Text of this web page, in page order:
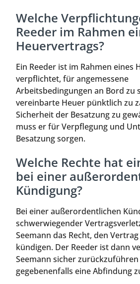
Welche
Reeder im Rahmen
Heuervertrags?
Ein Reeder ist im Rahmen eines
verpflichtet, für angemessene
Arbeitsbedingungen an Bord zu
vereinbarte Heuer pünktlich zu
Sicherheit der Besatzung zu
muss er für Verpflegung und
Besatzung sorgen.
Welche Rechte hat
bei einer
Kündigung?
Bei einer außerordentlichen
schwerwiegender
Seemann das Recht, den
kündigen. Der Reeder ist dann
Seemann sicher
gegebenenfalls eine Abfindung